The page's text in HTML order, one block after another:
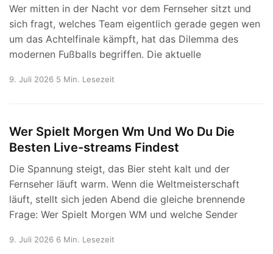
Wer mitten in der Nacht vor dem Fernseher sitzt und
sich fragt, welches Team eigentlich gerade gegen wen
um das Achtelfinale kämpft, hat das Dilemma des
modernen Fußballs begriffen. Die aktuelle
9. Juli 2026 5 Min. Lesezeit
Wer Spielt Morgen Wm Und Wo Du Die
Besten Live-streams Findest
Die Spannung steigt, das Bier steht kalt und der
Fernseher läuft warm. Wenn die Weltmeisterschaft
läuft, stellt sich jeden Abend die gleiche brennende
Frage: Wer Spielt Morgen WM und welche Sender
9. Juli 2026 6 Min. Lesezeit